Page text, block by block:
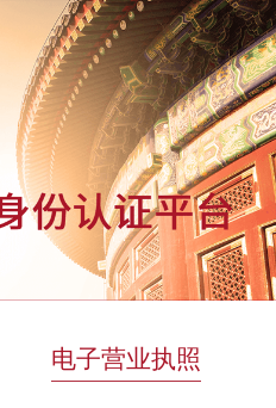
电子营业执照